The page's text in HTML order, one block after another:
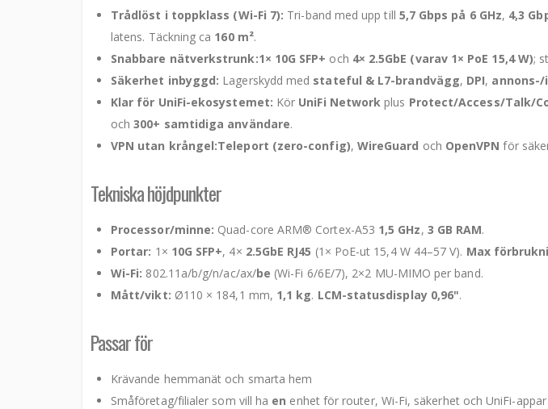
Trådlöst i toppklass (Wi-Fi 7): Tri-band med upp till 5,7 Gbps på 6 GHz, 4,3
latens. Täckning ca 160 m².
Snabbare nätverkstrunk:1× 10G SFP+ och 4× 2.5GbE (varav 1× PoE 15,4 W);
Säkerhet inbyggd: Lagerskydd med stateful & L7-brandvägg, DPI,
Klar för UniFi-ekosystemet: Kör UniFi Network plus Protect/Access/Talk/
och300+ samtidiga användare.
VPN utan krångel:Teleport (zero-config), WireGuard och OpenVPN för
Tekniska höjdpunkter
Processor/minne: Quad-core ARM® Cortex-A53 1,5 GHz, 3 GB RAM.
Portar: 1× 10G SFP+, 4× 2.5GbE RJ45 (1× PoE-ut 15,4 W 44–57 V). Max
Wi-Fi: 802.11a/b/g/n/ac/ax/be (Wi-Fi 6/6E/7), 2×2 MU-MIMO per band.
Mått/vikt: Ø110 × 184,1 mm, 1,1 kg. LCM-statusdisplay 0,96".
Passar för
Krävande hemmanät och smarta hem
Småföretag/filialer som vill ha en enhet för router, Wi-Fi, säkerhet och UniFi-appar